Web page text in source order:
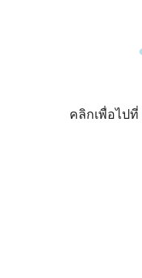
คลิกเพื่อไปที่